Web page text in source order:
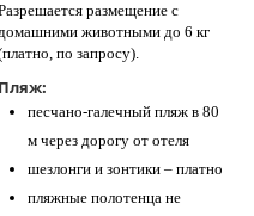
размещение с
животными до 6 кг
по запросу).
Пляж:
песчано-галечный пляж в 80
м через дорогу от отеля
шезлонги и зонтики – платно
пляжные полотенца не